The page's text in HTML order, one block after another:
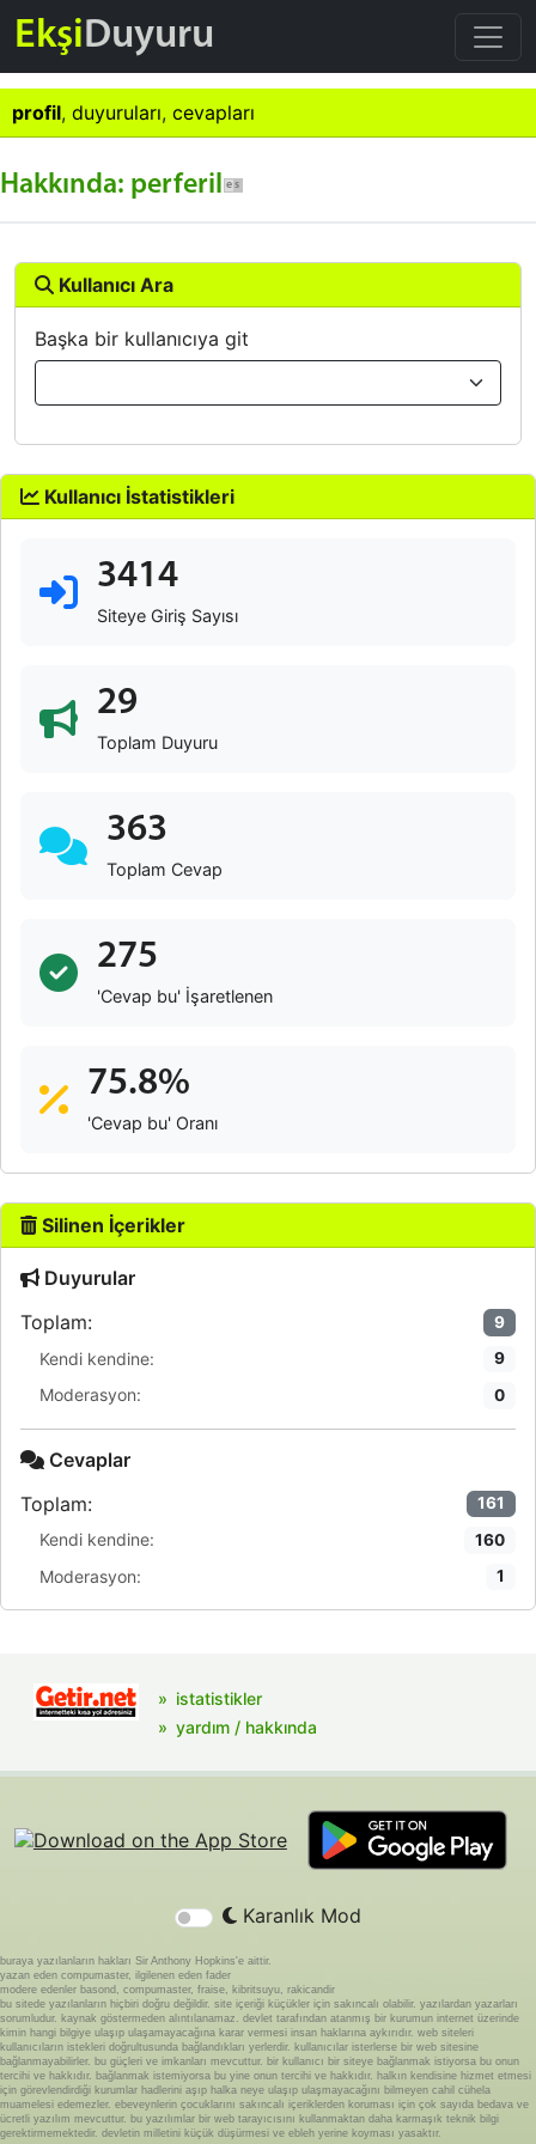
EkşiDuyuru
profil, duyuruları, cevapları
Hakkında: perferil
Kullanıcı Ara
Başka bir kullanıcıya git
Kullanıcı İstatistikleri
3414
Siteye Giriş Sayısı
29
Toplam Duyuru
363
Toplam Cevap
275
'Cevap bu' İşaretlenen
75.8%
'Cevap bu' Oranı
Silinen İçerikler
Duyurular
Toplam:
9
Kendi kendine: 9
Moderasyon: 0
Cevaplar
Toplam:
161
Kendi kendine: 160
Moderasyon: 1
istatistikler
yardım / hakkında
Karanlık Mod
buraya yazılanların hakları Sir Anthony Hopkins'e aittir.
yazan eden compumaster, ilgilenen eden fader
modere edenler basond, compumaster, fraise, kibritsuyu, rakicandir
bu sitede yazılanların hiçbiri doğru değildir. site içeriği küçükler için sakıncalı olabilir. yazılardan yazarları
sorumludur. kaynak göstermeden alıntılanamaz. devlet tarafından atanmış bir kurumun internet üzerinde
kimin hangi bilgiye ulaşıp ulaşamayacağına karar vermesi insan haklarına aykırıdır. web siteleri
kullanıcıların istekleri doğrultusunda bağlandıkları yerlerdir. kullanıcılar isterlerse bir web sitesine
bağlanmayabilirler. bu güçleri ve imkanları mevcuttur. bir kullanıcı bir siteye bağlanmak istiyorsa bu onun
tercihi ve hakkıdır. bağlanmak istemiyorsa bu yine onun tercihi ve hakkıdır. halkın kendisine hizmet etmesi
için görevlendirdiği kurumlar hadlerini aşıp halka neye ulaşıp ulaşmayacağını bilmeyen cahil cühela
muamelesi edemezler. ebeveynlerin çocuklarını sakıncalı içeriklerden koruması için çok sayıda bedava ve
ücretli yazılım mevcuttur. bu yazılımlar bir web tarayıcısını kullanmaktan daha karmaşık teknik bilgi
gerektirmemektedir. devletin milletini küçük düşürmesi ve ebleh yerine koyması yasaktır.